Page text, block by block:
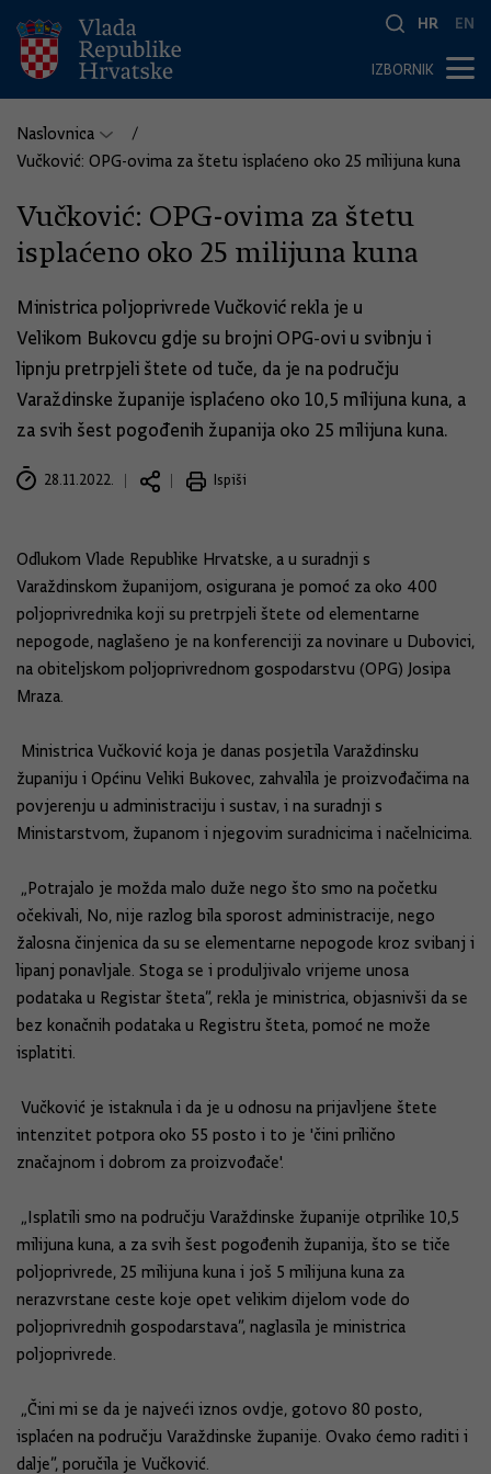
HR EN
IZBORNIK
Naslovnica
Vučković: OPG-ovima za štetu isplaćeno oko 25 milijuna kuna
Vučković: OPG-ovima za štetu
isplaćeno oko 25 milijuna kuna
Ministrica poljoprivrede Vučković rekla je u
Velikom Bukovcu gdje su brojni OPG-ovi u svibnju i
lipnju pretrpjeli štete od tuče, da je na području
Varaždinske županije isplaćeno oko 10,5 milijuna kuna, a
za svih šest pogođenih županija oko 25 milijuna kuna.
28.11.2022. Ispiši
Odlukom Vlade Republike Hrvatske, a u suradnji s
Varaždinskom županijom, osigurana je pomoć za oko 400
poljoprivrednika koji su pretrpjeli štete od elementarne
nepogode, naglašeno je na konferenciji za novinare u Dubovici,
na obiteljskom poljoprivrednom gospodarstvu (OPG) Josipa
Mraza.
Ministrica Vučković koja je danas posjetila Varaždinsku
županiju i Općinu Veliki Bukovec, zahvalila je proizvođačima na
povjerenju u administraciju i sustav, i na suradnji s
Ministarstvom, županom i njegovim suradnicima i načelnicima.
„Potrajalo je možda malo duže nego što smo na početku
očekivali, No, nije razlog bila sporost administracije, nego
žalosna činjenica da su se elementarne nepogode kroz svibanj i
lipanj ponavljale. Stoga se i produljivalo vrijeme unosa
podataka u Registar šteta”, rekla je ministrica, objasnivši da se
bez konačnih podataka u Registru šteta, pomoć ne može
isplatiti.
Vučković je istaknula i da je u odnosu na prijavljene štete
intenzitet potpora oko 55 posto i to je 'čini prilično
značajnom i dobrom za proizvođače'.
„Isplatili smo na području Varaždinske županije otprilike 10,5
milijuna kuna, a za svih šest pogođenih županija, što se tiče
poljoprivrede, 25 milijuna kuna i još 5 milijuna kuna za
nerazvrstane ceste koje opet velikim dijelom vode do
poljoprivrednih gospodarstava”, naglasila je ministrica
poljoprivrede.
„Čini mi se da je najveći iznos ovdje, gotovo 80 posto,
isplaćen na području Varaždinske županije. Ovako ćemo raditi i
dalje”, poručila je Vučković.